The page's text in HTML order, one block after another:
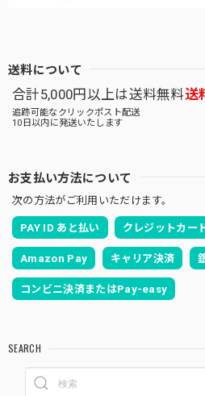
送料について
合計5,000円以上は送料無料送
追跡可能なクリックポスト配送
10日以内に発送いたします
お支払い方法について
次の方法がご利用いただけます。
PAY ID あと払い クレジットカー
Amazon Pay キャリア決済
コンビニ決済またはPay-easy
SEARCH